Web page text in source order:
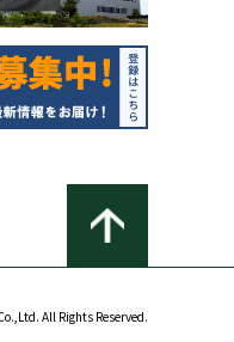
All Rights Reserved.